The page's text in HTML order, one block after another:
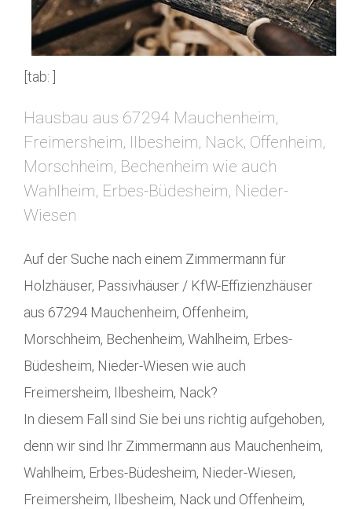
[tab: ]
Hausbau aus 67294 Mauchenheim,
Freimersheim, Ilbesheim, Nack, Offenheim,
Morschheim, Bechenheim wie auch
Wahlheim, Erbes-Büdesheim, Nieder-
Wiesen
Auf der Suche nach einem Zimmermann für
Holzhäuser, Passivhäuser / KfW-Effizienzhäuser
aus 67294 Mauchenheim, Offenheim,
Morschheim, Bechenheim, Wahlheim, Erbes-
Büdesheim, Nieder-Wiesen wie auch
Freimersheim, Ilbesheim, Nack?
In diesem Fall sind Sie bei uns richtig aufgehoben,
denn wir sind Ihr Zimmermann aus Mauchenheim,
Wahlheim, Erbes-Büdesheim, Nieder-Wiesen,
Freimersheim, Ilbesheim, Nack und Offenheim,